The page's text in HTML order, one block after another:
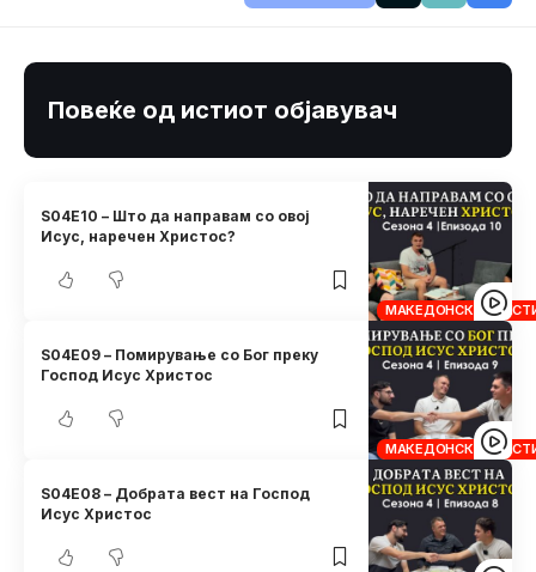
Повеќе од истиот објавувач
МАКЕДОНСКИ
S04E10 – Што да направам со овој
Исус, наречен Христос?
МАКЕДОНСКИ
S04E09 – Помирување со Бог преку
Господ Исус Христос
S04E08 – Добрата вест на Господ
Исус Христос